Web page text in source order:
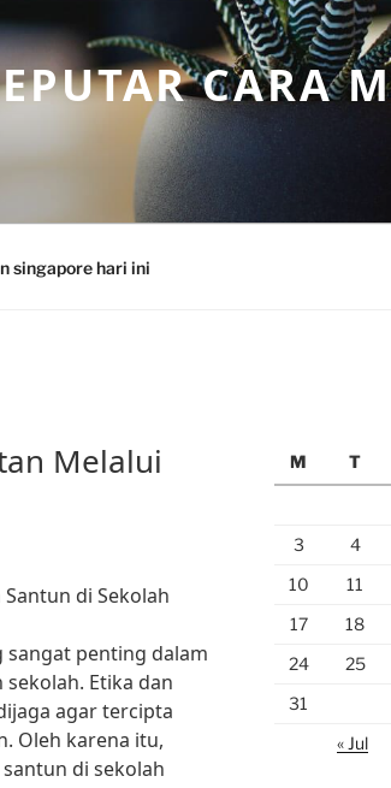
CARA
singapore hari ini
Melalui
di Sekolah
sangat penting dalam
Etika dan
agar tercipta
Oleh karena itu,
di sekolah
M
T
3
4
10
11
17
18
24
25
31
« Jul